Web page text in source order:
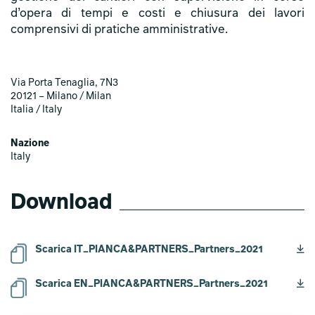
d’opera di tempi e costi e chiusura dei lavori
comprensivi di pratiche amministrative.
Via Porta Tenaglia, 7N3
20121 – Milano / Milan
Italia / Italy
Nazione
Italy
Download
Scarica IT_PIANCA&PARTNERS_Partners_2021
Scarica EN_PIANCA&PARTNERS_Partners_2021